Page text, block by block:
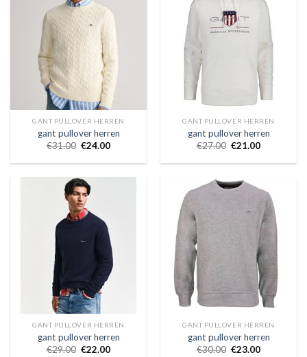
GANT PULLOVER HERREN
gant pullover herren
€31.00 €24.00
GANT PULLOVER HERREN
gant pullover herren
€27.00 €21.00
GANT PULLOVER HERREN
gant pullover herren
€29.00 €22.00
GANT PULLOVER HERREN
gant pullover herren
€30.00 €23.00